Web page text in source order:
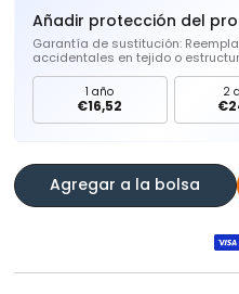
Añadir protección del
Garantía de sustitución:
accidentales en tejido o
1 año
€16,52
2
Agregar a la bolsa